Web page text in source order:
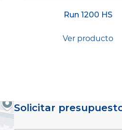
Run 1200 HS
Ver producto
Solicitar